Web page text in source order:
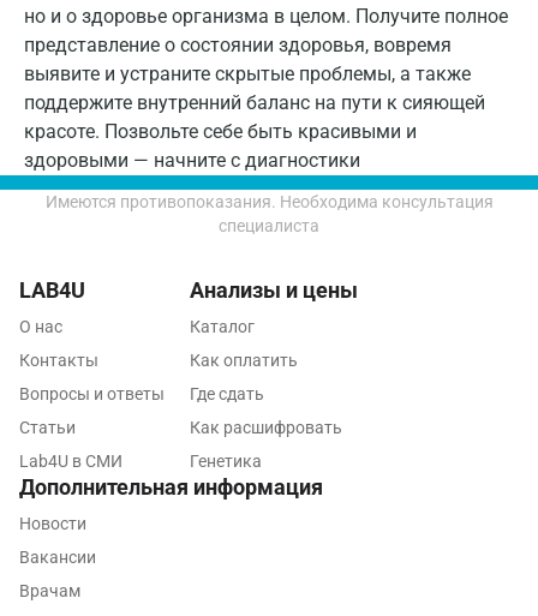
но и о здоровье организма в целом. Получите полное
представление о состоянии здоровья, вовремя
выявите и устраните скрытые проблемы, а также
поддержите внутренний баланс на пути к сияющей
красоте. Позвольте себе быть красивыми и
здоровыми — начните с диагностики
Пенза
Петрозаводск
Подольск
Псков
Пушкино
Раменское
Ростов-на-Дону
Рыбинск
Имеются противопоказания. Необходима консультация
специалиста
LAB4U
О нас
Контакты
Вопросы и ответы
Статьи
Lab4U в СМИ
Анализы и цены
Каталог
Как оплатить
Где сдать
Как расшифровать
Генетика
Дополнительная информация
Новости
Вакансии
Врачам